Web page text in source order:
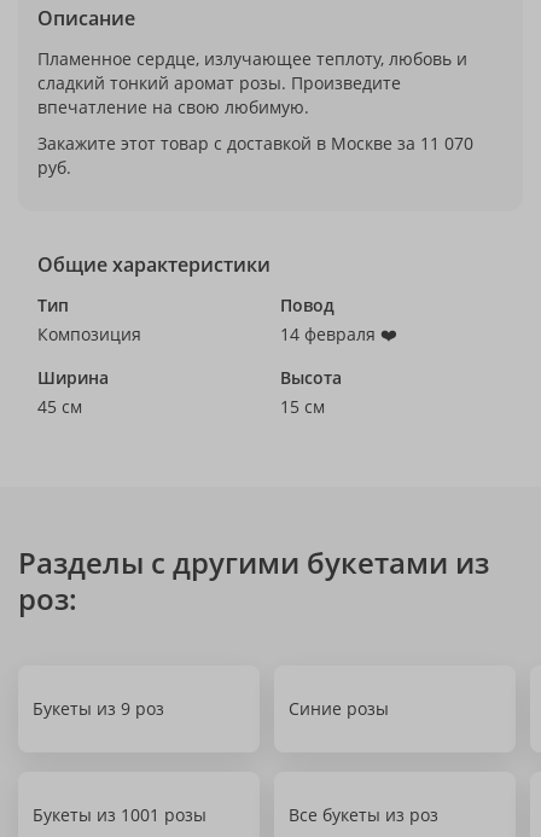
Описание
Пламенное сердце, излучающее теплоту, любовь и
сладкий тонкий аромат розы. Произведите
впечатление на свою любимую.
Закажите этот товар с доставкой в Москве за 11 070
руб.
Общие характеристики
Тип
Композиция
Повод
14 февраля ❤️
Ширина
45 см
Высота
15 см
Разделы с другими букетами из
роз:
Букеты из 9 роз Синие розы
Букеты из 1001 розы Все букеты из роз